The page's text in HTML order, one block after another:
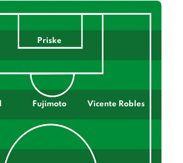
Priske
Fujimoto Vicente Robles